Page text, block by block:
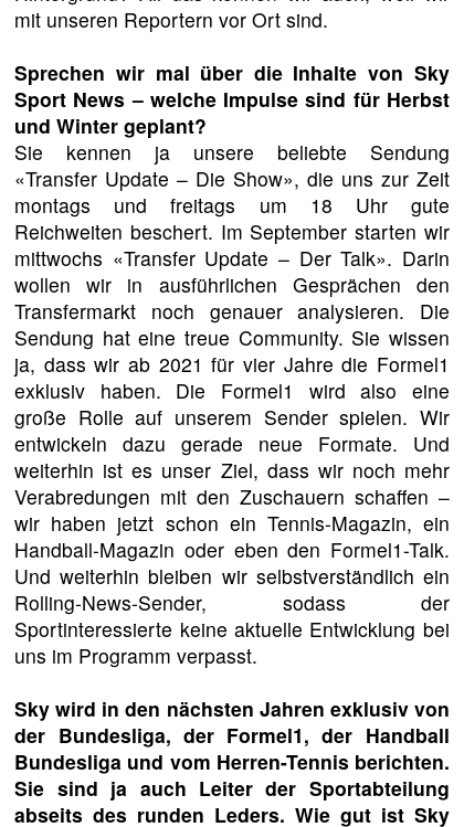
mit unseren Reportern vor Ort sind.
Sprechen wir mal über die Inhalte von Sky
Sport News – welche Impulse sind für Herbst
und Winter geplant?
Sie kennen ja unsere beliebte Sendung
«Transfer Update – Die Show», die uns zur Zeit
montags und freitags um 18 Uhr gute
Reichweiten beschert. Im September starten wir
mittwochs «Transfer Update – Der Talk». Darin
wollen wir in ausführlichen Gesprächen den
Transfermarkt noch genauer analysieren. Die
Sendung hat eine treue Community. Sie wissen
ja, dass wir ab 2021 für vier Jahre die Formel1
exklusiv haben. Die Formel1 wird also eine
große Rolle auf unserem Sender spielen. Wir
entwickeln dazu gerade neue Formate. Und
weiterhin ist es unser Ziel, dass wir noch mehr
Verabredungen mit den Zuschauern schaffen –
wir haben jetzt schon ein Tennis-Magazin, ein
Handball-Magazin oder eben den Formel1-Talk.
Und weiterhin bleiben wir selbstverständlich ein
Rolling-News-Sender, sodass der
Sportinteressierte keine aktuelle Entwicklung bei
uns im Programm verpasst.
Sky wird in den nächsten Jahren exklusiv von
der Bundesliga, der Formel1, der Handball
Bundesliga und vom Herren-Tennis berichten.
Sie sind ja auch Leiter der Sportabteilung
abseits des runden Leders. Wie gut ist Sky